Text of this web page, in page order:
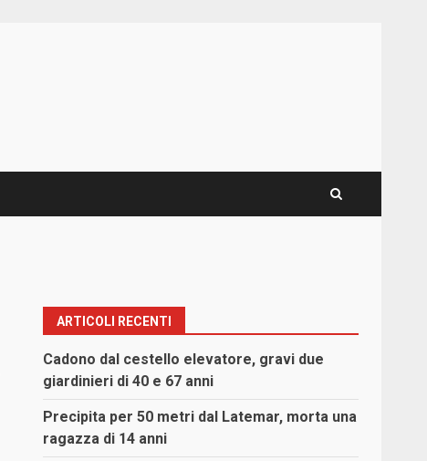
ARTICOLI RECENTI
Cadono dal cestello elevatore, gravi due
giardinieri di 40 e 67 anni
Precipita per 50 metri dal Latemar, morta una
ragazza di 14 anni